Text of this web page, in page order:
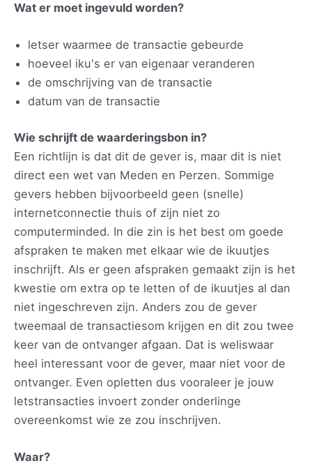
Wat er moet ingevuld worden?
letser waarmee de transactie gebeurde
hoeveel iku's er van eigenaar veranderen
de omschrijving van de transactie
datum van de transactie
Wie schrijft de waarderingsbon in?
Een richtlijn is dat dit de gever is, maar dit is niet
direct een wet van Meden en Perzen. Sommige
gevers hebben bijvoorbeeld geen (snelle)
internetconnectie thuis of zijn niet zo
computerminded. In die zin is het best om goede
afspraken te maken met elkaar wie de ikuutjes
inschrijft. Als er geen afspraken gemaakt zijn is het
kwestie om extra op te letten of de ikuutjes al dan
niet ingeschreven zijn. Anders zou de gever
tweemaal de transactiesom krijgen en dit zou twee
keer van de ontvanger afgaan. Dat is weliswaar
heel interessant voor de gever, maar niet voor de
ontvanger. Even opletten dus vooraleer je jouw
letstransacties invoert zonder onderlinge
overeenkomst wie ze zou inschrijven.
Waar?